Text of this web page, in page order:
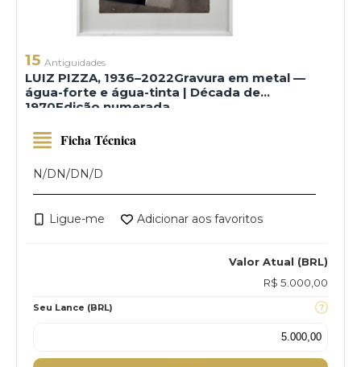
15 Antiguidades
LUIZ PIZZA, 1936–2022Gravura em metal —
água-forte e água-tinta | Década de
1970Edição numerada
Valor Atual (BRL)
R$ 5.000,00
Seu Lance (BRL)
Ficha Técnica
N/DN/DN/D
Ligue-me Adicionar aos favoritos